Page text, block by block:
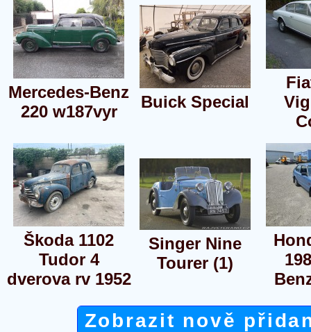
Mercedes-Benz
220 w187vyr
Buick Special
Škoda 1102
Tudor 4
dverova rv 1952
Singer Nine
Tourer (1)
Zobrazit nově